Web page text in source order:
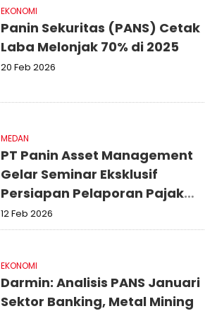
EKONOMI
Panin Sekuritas (PANS) Cetak
Laba Melonjak 70% di 2025
20 Feb 2026
MEDAN
PT Panin Asset Management
Gelar Seminar Eksklusif
Persiapan Pelaporan Pajak
Melalui Sistem Coretax
12 Feb 2026
EKONOMI
Darmin: Analisis PANS Januari
Sektor Banking, Metal Mining